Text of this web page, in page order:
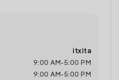
itxita
9:00 AM -5:00 PM
9:00 AM -5:00 PM